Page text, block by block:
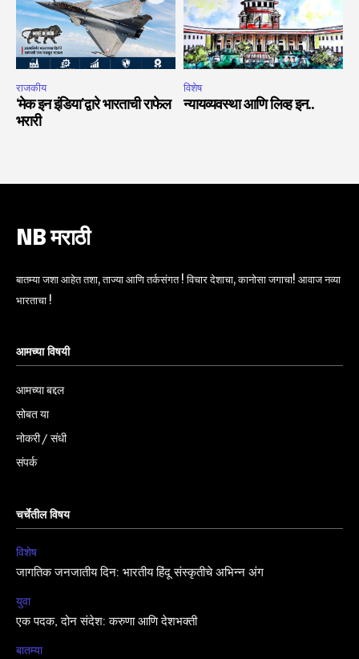
राजकीय
‘मेक इन इंडिया’द्वारे भारताची राफेल
भरारी
विशेष
न्यायव्यवस्था आणि लिव्ह इन..
NB मराठी
बातम्या जशा आहेत तशा, ताज्या आणि तर्कसंगत ! विचार देशाचा, कानोसा जगाचा! आवाज नव्या
भारताचा !
आमच्या विषयी
आमच्या बद्दल
सोबत या
नोकरी / संधी
संपर्क
चर्चेतील विषय
विशेष
जागतिक जनजातीय दिन: भारतीय हिंदू संस्कृतीचे अभिन्न अंग
युवा
एक पदक, दोन संदेश: करुणा आणि देशभक्ती
बातम्या